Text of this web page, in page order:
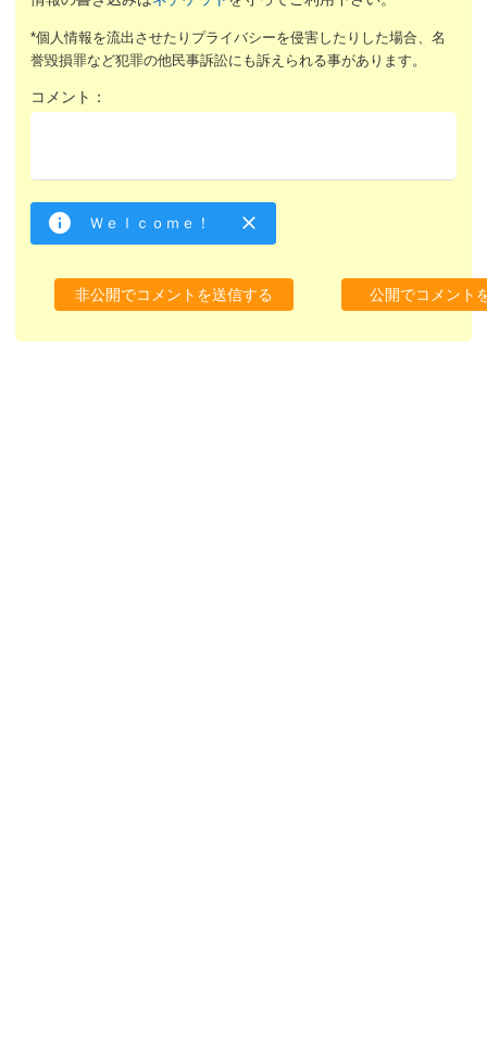
*個人情報を流出させたりプライバシーを侵害したりした場合、名
誉毀損罪など犯罪の他民事訴訟にも訴えられる事があります。
コメント：
Ｗｅｌｃｏｍｅ！
非公開でコメントを送信する 公開でコメント